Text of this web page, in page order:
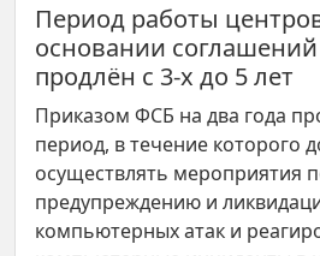
Период работы
основании
продлён с 3-х до 5 лет
Приказом ФСБ на два года
период, в течение которого
осуществлять мероприятия
предупреждению и
компьютерных атак и